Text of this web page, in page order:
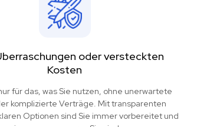
oder versteckten
Kosten
für das, was Sie nutzen, ohne unerwartete
komplizierte Verträge. Mit transparenten
Optionen sind Sie immer vorbereitet und